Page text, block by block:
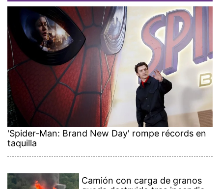
'Spider-Man: Brand New Day' rompe récords en
taquilla
Camión con carga de granos